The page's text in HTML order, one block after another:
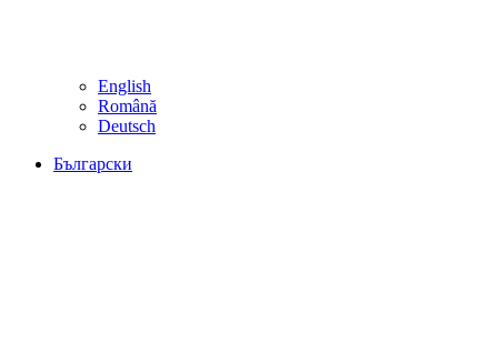
English
Română
Deutsch
Български